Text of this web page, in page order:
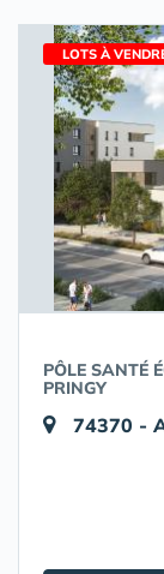
LOTS À
PÔLE SANTÉ
PRINGY
74370 -